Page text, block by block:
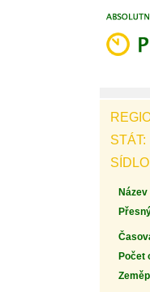
STÁT:
Počet